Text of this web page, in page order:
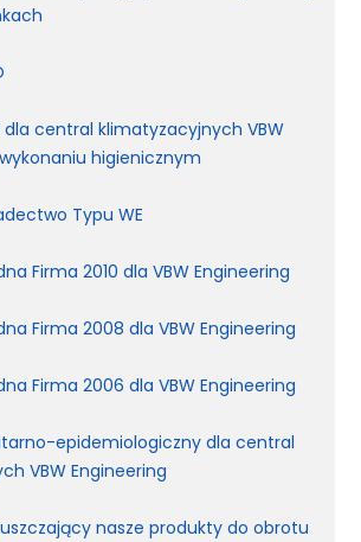
dla central klimatyzacyjnych VBW
higienicznym
Typu WE
Firma 2010 dla VBW Engineering
Firma 2008 dla VBW Engineering
Firma 2006 dla VBW Engineering
epidemiologiczny dla central
VBW Engineering
nasze produkty do obrotu